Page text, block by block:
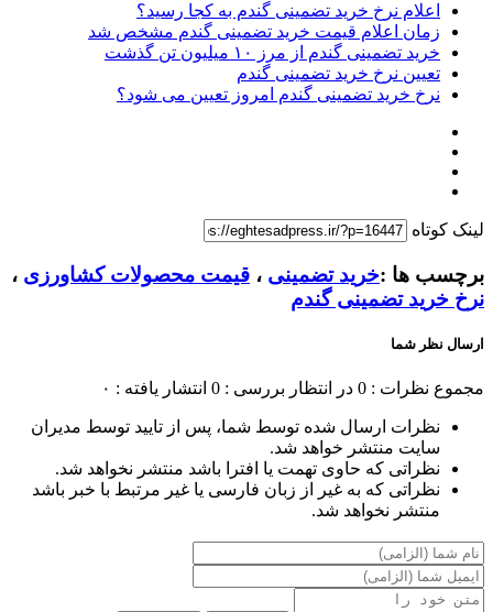
اعلام نرخ خرید تضمینی گندم به کجا رسید؟
زمان اعلام قیمت خرید تضمینی گندم مشخص شد
خرید تضمینی گندم از مرز ۱۰ میلیون تن گذشت
تعیین نرخ خرید تضمینی گندم
نرخ خرید تضمینی گندم امروز تعیین می شود؟
لینک کوتاه
برچسب ها :خرید تضمینی ، قیمت محصولات کشاورزی ،
نرخ خرید تضمینی گندم
ارسال نظر شما
مجموع نظرات : 0 در انتظار بررسی : 0 انتشار یافته : ۰
نظرات ارسال شده توسط شما، پس از تایید توسط مدیران
سایت منتشر خواهد شد.
نظراتی که حاوی تهمت یا افترا باشد منتشر نخواهد شد.
نظراتی که به غیر از زبان فارسی یا غیر مرتبط با خبر باشد
منتشر نخواهد شد.